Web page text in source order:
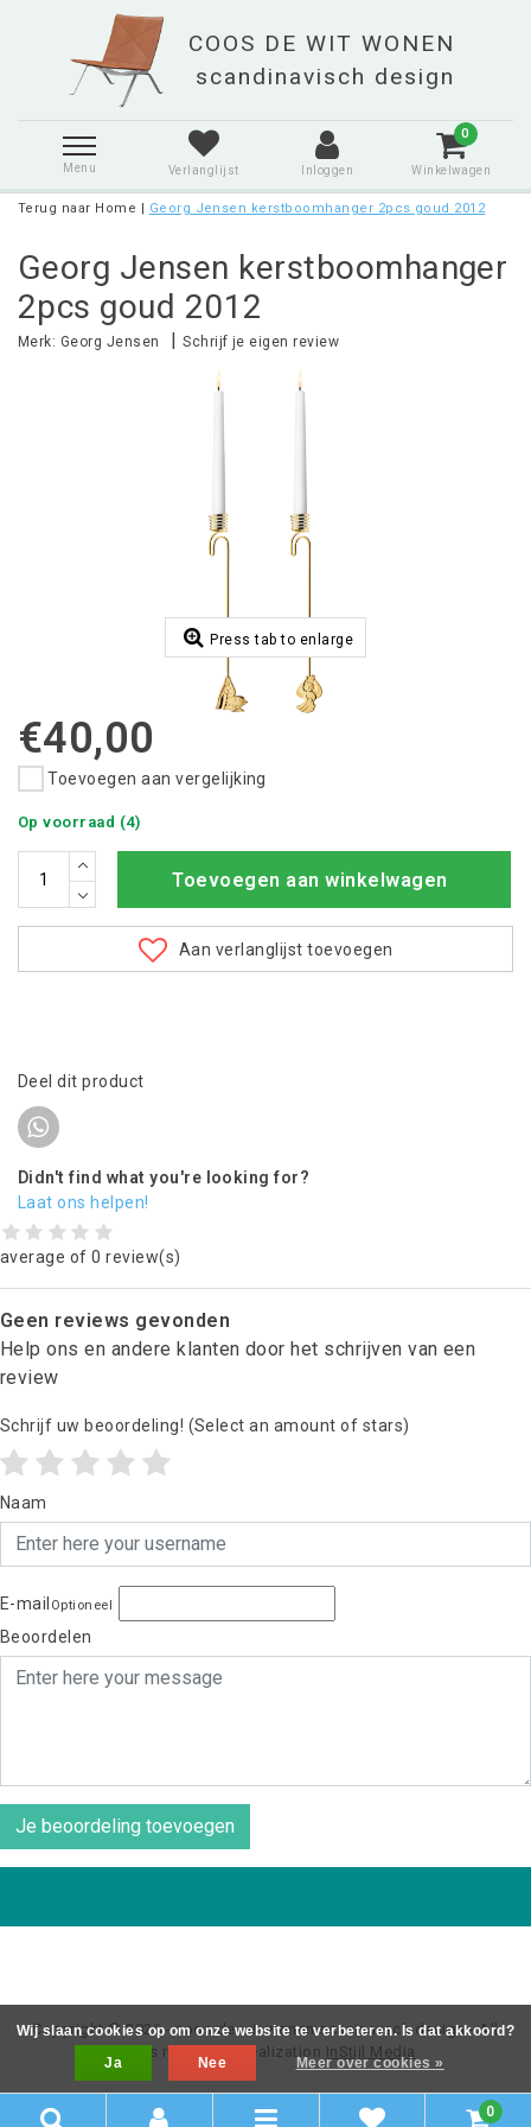
Menu Verlanglijst Inloggen
0
Winkelwagen
Terug naar Home | Georg Jensen kerstboomhanger 2pcs goud 2012
Georg Jensen kerstboomhanger
2pcs goud 2012
Merk: Georg Jensen |Schrijf je eigen review
Press tab to enlarge
€40,00
Toevoegen aan vergelijking
Op voorraad (4)
Toevoegen aan winkelwagen
Aan verlanglijst toevoegen
Deel dit product
Didn't find what you're looking for?
Laat ons helpen!
average of 0 review(s)
Geen reviews gevonden
Help ons en andere klanten door het schrijven van een
review
Schrijf uw beoordeling! (Select an amount of stars)
Naam
E-mail Optioneel
Beoordelen
Je beoordeling toevoegen
Copyright © 2026 - coos de wit wonen scaninavsch design - All
rights reserved - Realization InStijl Media
0
Wij slaan cookies op om onze website te verbeteren. Is dat akkoord?
Ja
Nee Meer over cookies »